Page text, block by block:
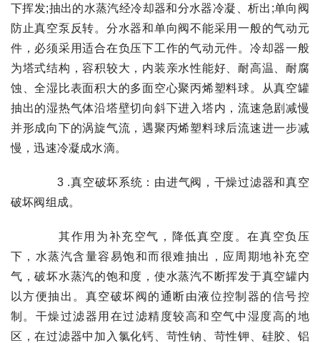
下挥发;抽出的水蒸汽经冷却器和分水器冷凝、析出;单向阀
防止真空泵反转。分水器和单向阀不能采用一般的气动元
件，必须采用适合在负压下工作的气动元件。冷却器一般
为塔式结构，容积较大，内装亲水性能好、耐高温、耐腐
蚀、全湿比表面积大的多面空心聚丙烯塑料球。从真空罐
抽出的湿热气体沿塔壁切向斜下进入塔内，流速急剧减慢
并形成向下的涡旋气流，遇聚丙烯塑料球后流速进一步减
慢，迅速冷凝成水滴。
3 .真空破坏系统：由进气阀，干燥过滤器和真空
破坏阀组成。
其作用为补充空气，降低真空度。在真空负压
下，水蒸汽含量容易饱和而很难抽出，应周期地补充空
气，破坏水蒸汽的饱和度，使水蒸汽不断挥发于真空罐内
以方便抽出。真空破坏阀的通断由液位控制器的信号控
制。干燥过滤器用在过滤精度较高和空气中湿度高的地
区，在过滤器中加入氯化钙、苛性钠、苛性钾、硅胶、铝